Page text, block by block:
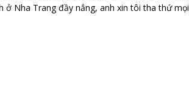
ở Nha Trang đầy nắng, anh xin tôi tha thứ mọi